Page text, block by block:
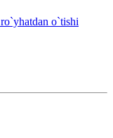
o`tishi